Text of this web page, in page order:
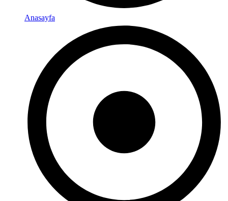
Anasayfa